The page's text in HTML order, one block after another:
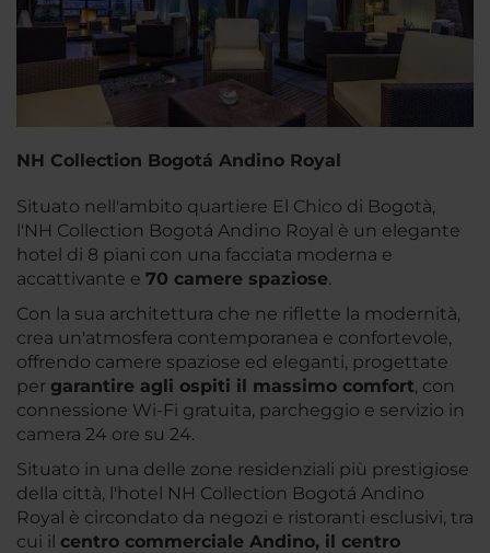
NH Collection Bogotá Andino Royal
Situato nell'ambito quartiere El Chico di Bogotà,
l'NH Collection Bogotá Andino Royal è un elegante
hotel di 8 piani con una facciata moderna e
accattivante e 70 camere spaziose.
Con la sua architettura che ne riflette la modernità,
crea un'atmosfera contemporanea e confortevole,
offrendo camere spaziose ed eleganti, progettate
per garantire agli ospiti il massimo comfort, con
connessione Wi-Fi gratuita, parcheggio e servizio in
camera 24 ore su 24.
Situato in una delle zone residenziali più prestigiose
della città, l'hotel NH Collection Bogotá Andino
Royal è circondato da negozi e ristoranti esclusivi, tra
cui il centro commerciale Andino, il centro